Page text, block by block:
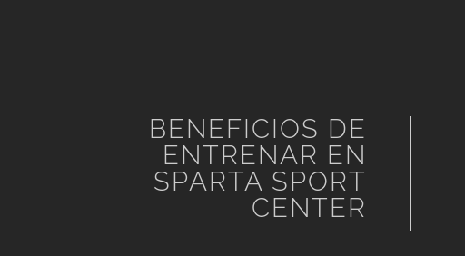
BENEFICIOS DE
ENTRENAR EN
SPARTA SPORT
CENTER